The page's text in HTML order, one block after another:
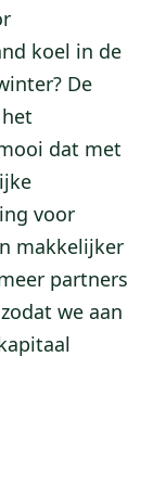
koel in de
De
dat met
voor
makkelijker
partners
we aan